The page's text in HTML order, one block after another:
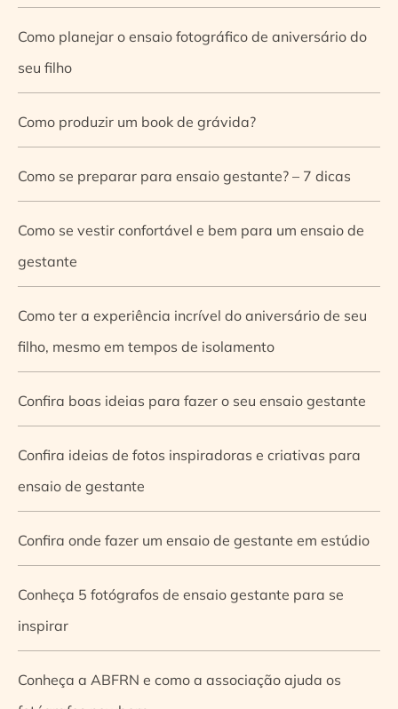
Como planejar o ensaio fotográfico de aniversário do
seu filho
Como produzir um book de grávida?
Como se preparar para ensaio gestante? – 7 dicas
Como se vestir confortável e bem para um ensaio de
gestante
Como ter a experiência incrível do aniversário de seu
filho, mesmo em tempos de isolamento
Confira boas ideias para fazer o seu ensaio gestante
Confira ideias de fotos inspiradoras e criativas para
ensaio de gestante
Confira onde fazer um ensaio de gestante em estúdio
Conheça 5 fotógrafos de ensaio gestante para se
inspirar
Conheça a ABFRN e como a associação ajuda os